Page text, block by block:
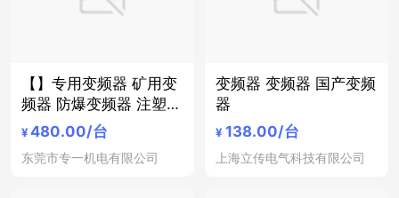
【】专用变频器 矿用变
频器 防爆变频器 注塑专
用变频器
¥ 480.00/台
东莞市专一机电有限公司
变频器 变频器 国产变频
器
¥ 138.00/台
上海立传电气科技有限公司